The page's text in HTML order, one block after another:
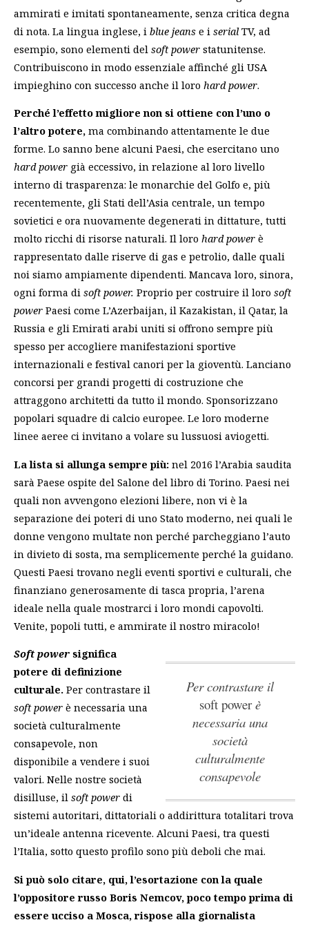
ammirati e imitati spontaneamente, senza critica degna
di nota. La lingua inglese, i blue jeans e i serialTV, ad
esempio, sono elementi del soft power statunitense.
Contribuiscono in modo essenziale affinché gli USA
impieghino con successo anche il loro hard power.
Perché l’effetto migliore non si ottiene con l’uno o
l’altro potere, ma combinando attentamente le due
forme. Lo sanno bene alcuni Paesi, che esercitano uno
hard power già eccessivo, in relazione al loro livello
interno di trasparenza: le monarchie del Golfo e, più
recentemente, gli Stati dell’Asia centrale, un tempo
sovietici e ora nuovamente degenerati in dittature, tutti
molto ricchi di risorse naturali. Il loro hard power è
rappresentato dalle riserve di gas e petrolio, dalle quali
noi siamo ampiamente dipendenti. Mancava loro, sinora,
ogni forma di soft power. Proprio per costruire il loro soft
power Paesi come L’Azerbaijan, il Kazakistan, il Qatar, la
Russia e gli Emirati arabi uniti si offrono sempre più
spesso per accogliere manifestazioni sportive
internazionali e festival canori per la gioventù. Lanciano
concorsi per grandi progetti di costruzione che
attraggono architetti da tutto il mondo. Sponsorizzano
popolari squadre di calcio europee. Le loro moderne
linee aeree ci invitano a volare su lussuosi aviogetti.
La lista si allunga sempre più: nel 2016 l’Arabia saudita
sarà Paese ospite del Salone del libro di Torino. Paesi nei
quali non avvengono elezioni libere, non vi è la
separazione dei poteri di uno Stato moderno, nei quali le
donne vengono multate non perché parcheggiano l’auto
in divieto di sosta, ma semplicemente perché la guidano.
Questi Paesi trovano negli eventi sportivi e culturali, che
finanziano generosamente di tasca propria, l’arena
ideale nella quale mostrarci i loro mondi capovolti.
Venite, popoli tutti, e ammirate il nostro miracolo!
Per contrastare il
soft powerè
necessaria una
società
culturalmente
consapevole
Soft power significa
potere di definizione
culturale. Per contrastare il
soft power è necessaria una
società culturalmente
consapevole, non
disponibile a vendere i suoi
valori. Nelle nostre società
disilluse, il soft power di
sistemi autoritari, dittatoriali o addirittura totalitari trova
un’ideale antenna ricevente. Alcuni Paesi, tra questi
l’Italia, sotto questo profilo sono più deboli che mai.
Si può solo citare, qui, l’esortazione con la quale
l’oppositore russo Boris Nemcov, poco tempo prima di
essere ucciso a Mosca, rispose alla giornalista